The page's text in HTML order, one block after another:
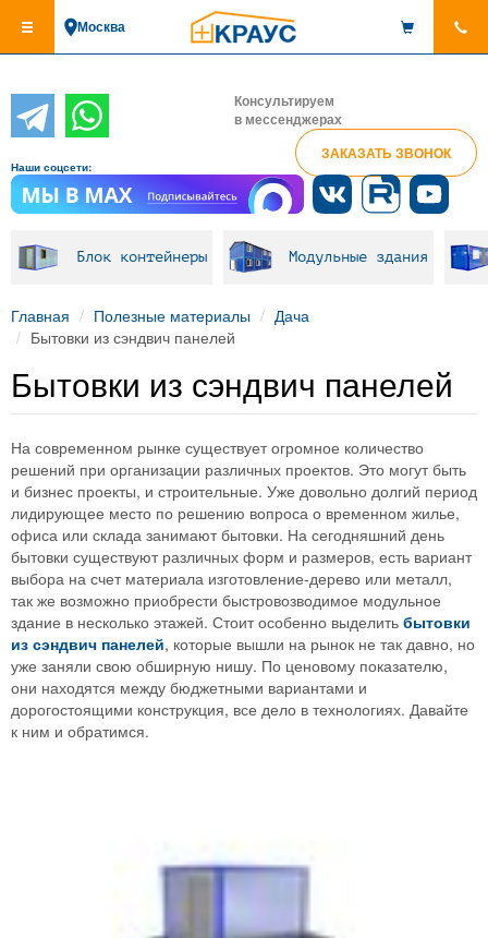
основному
Москва
Консультируем
в мессенджерах
ЗАКАЗАТЬ ЗВОНОК
Наши соцсети:
Блок контейнеры Модульные здания
Главная Полезные материалы
Дача
Бытовки из сэндвич панелей
Бытовки из сэндвич панелей
На современном рынке существует огромное количество
решений при организации различных проектов. Это могут быть
и бизнес проекты, и строительные. Уже довольно долгий период
лидирующее место по решению вопроса о временном жилье,
офиса или склада занимают бытовки. На сегодняшний день
бытовки существуют различных форм и размеров, есть вариант
выбора на счет материала изготовление-дерево или металл,
так же возможно приобрести быстровозводимое модульное
здание в несколько этажей. Стоит особенно выделить бытовки
из сэндвич панелей, которые вышли на рынок не так давно, но
уже заняли свою обширную нишу. По ценовому показателю,
они находятся между бюджетными вариантами и
дорогостоящими конструкция, все дело в технологиях. Давайте
к ним и обратимся.